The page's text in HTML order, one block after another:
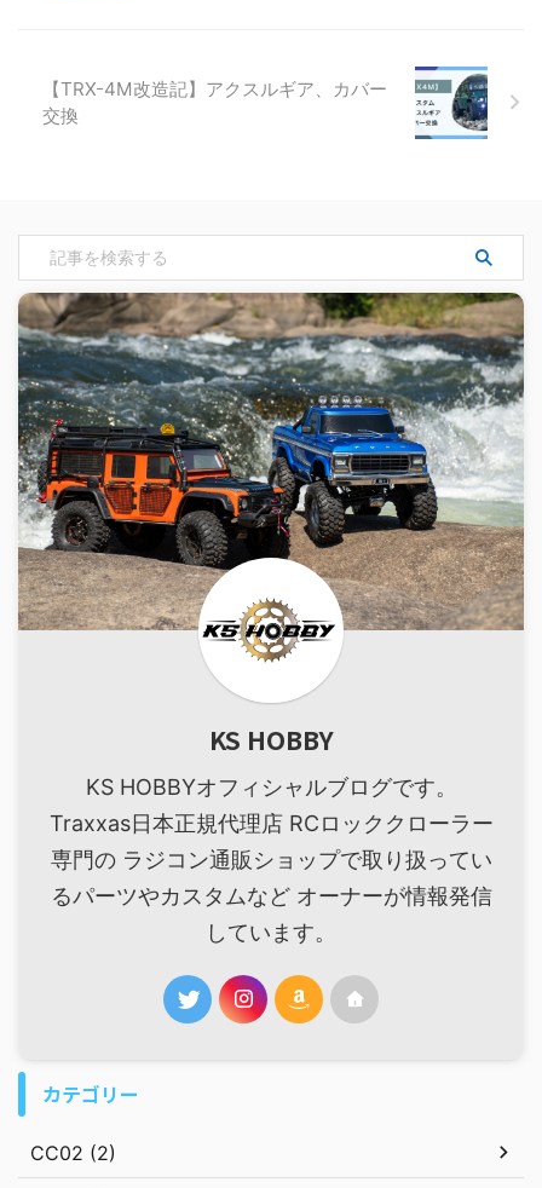
【TRX-4M改造記】アクスルギア、カバー
交換
KS HOBBY
KS HOBBYオフィシャルブログです。
Traxxas日本正規代理店 RCロッククローラー
専門の ラジコン通販ショップで取り扱ってい
るパーツやカスタムなど オーナーが情報発信
しています。
カテゴリー
CC02 (2)